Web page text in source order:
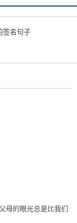
签名句子
母的眼光总是比我们